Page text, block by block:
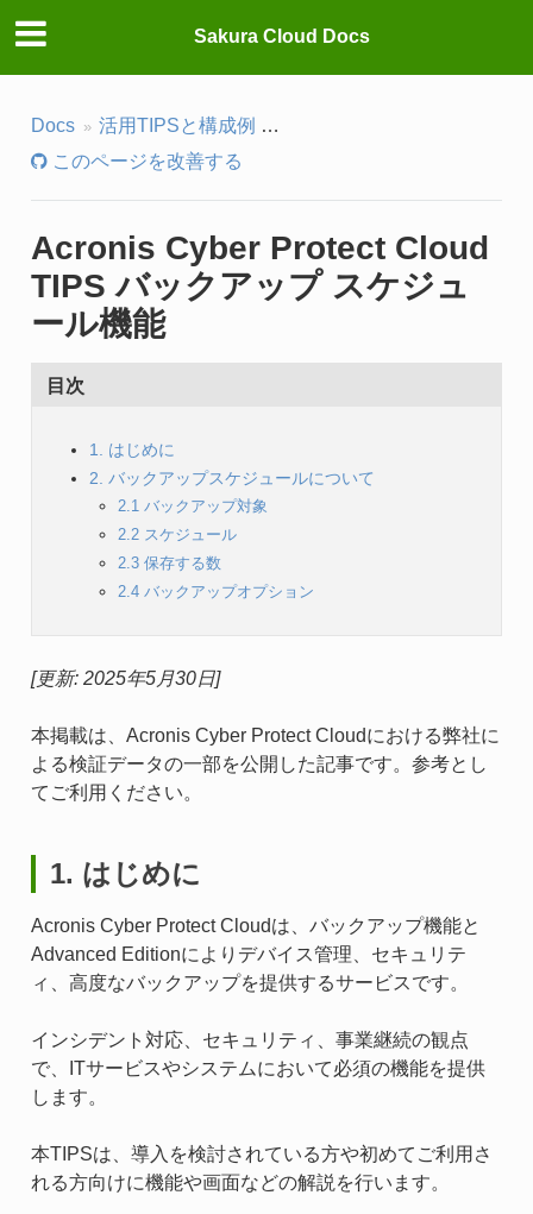
Sakura Cloud Docs
Docs 活用TIPSと構成例
このページを改善する
Acronis Cyber Protect Cloud
TIPS バックアップ スケジュ
ール機能
目次
1. はじめに
2. バックアップスケジュールについて
2.1 バックアップ対象
2.2 スケジュール
2.3 保存する数
2.4 バックアップオプション
[更新: 2025年5月30日]
本掲載は、Acronis Cyber Protect Cloudにおける弊社に
よる検証データの一部を公開した記事です。参考とし
てご利用ください。
1. はじめに
Acronis Cyber Protect Cloudは、バックアップ機能と
Advanced Editionによりデバイス管理、セキュリテ
ィ、高度なバックアップを提供するサービスです。
インシデント対応、セキュリティ、事業継続の観点
で、ITサービスやシステムにおいて必須の機能を提供
します。
本TIPSは、導入を検討されている方や初めてご利用さ
れる方向けに機能や画面などの解説を行います。